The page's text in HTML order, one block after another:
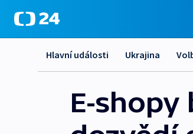
Hlavní události Ukrajina
E-shopy